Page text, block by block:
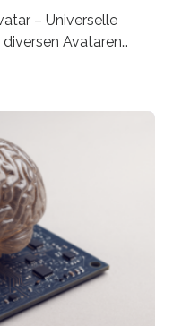
– Universelle
Avataren
Euro. Dabei
KI-gestützte
für realistische
und
Avatare zu
eine ganzheitliche
Gestik